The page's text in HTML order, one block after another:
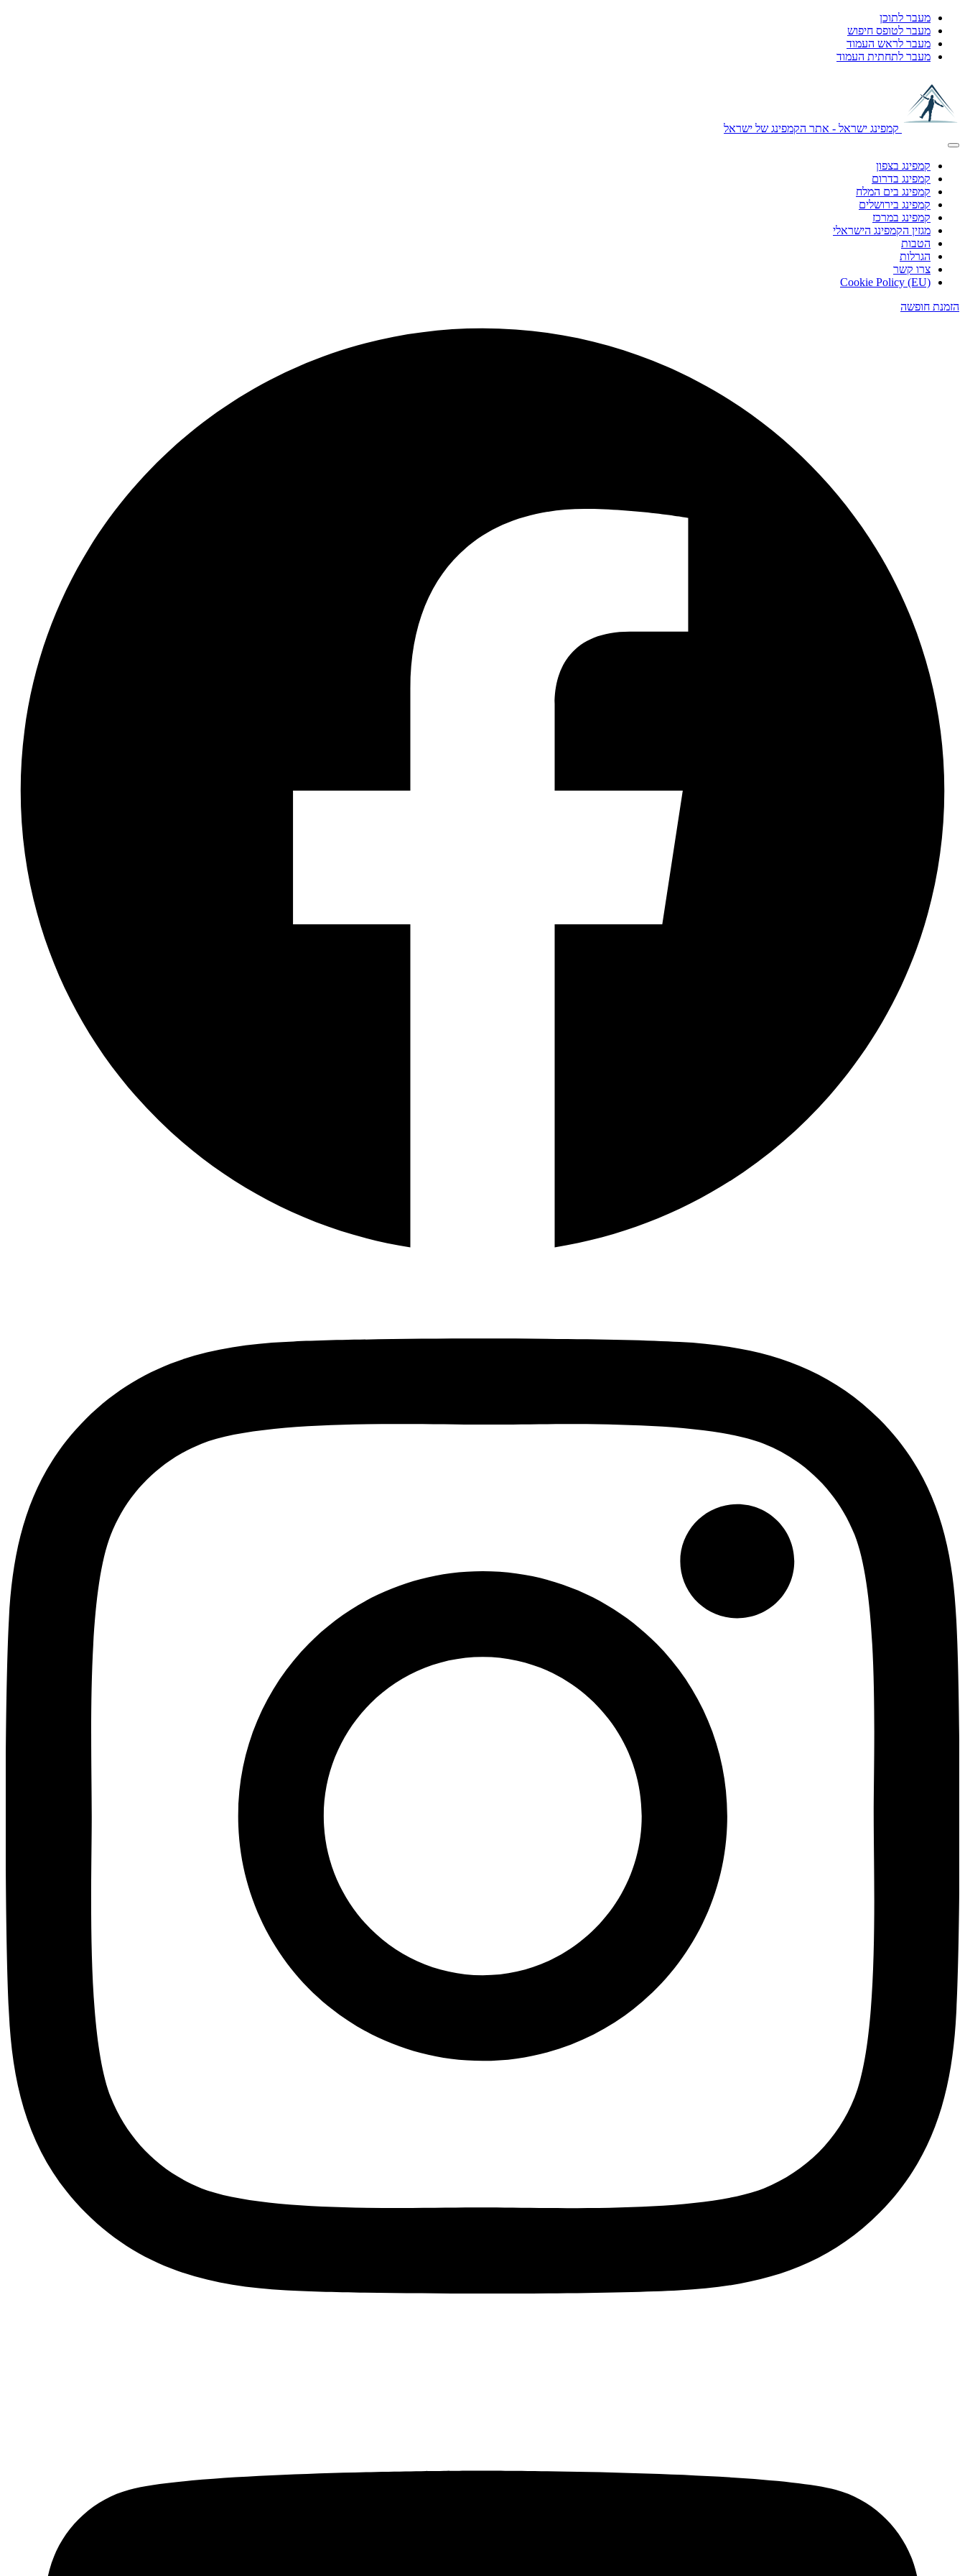
מעבר לתוכן
מעבר לטופס חיפוש
מעבר לראש העמוד
מעבר לתחתית העמוד
קמפינג ישראל - אתר הקמפינג של ישראל
קמפינג בצפון
קמפינג בדרום
קמפינג בים המלח
קמפינג בירושלים
קמפינג במרכז
מגזין הקמפינג הישראלי
הטבות
הגרלות
צרו קשר
Cookie Policy (EU)
הזמנת חופשה